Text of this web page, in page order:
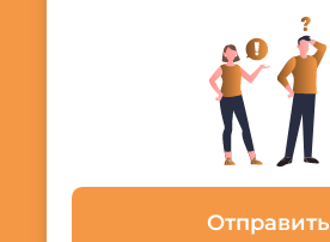
Отправить